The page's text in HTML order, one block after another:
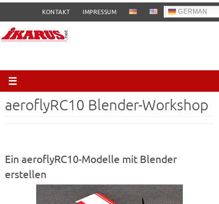
Inhalt
springen
KONTAKT IMPRESSUM GERMAN
aeroflyRC10 Blender-Workshop
Ein aeroflyRC10-Modelle mit Blender
erstellen